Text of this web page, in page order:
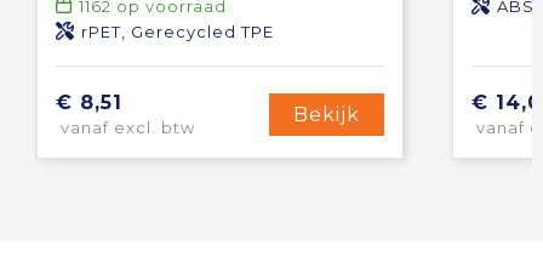
1162 op voorraad
rPET, Gerecycled TPE
€ 8,51
vanaf excl. btw
Bekijk
ABS
€
vanaf